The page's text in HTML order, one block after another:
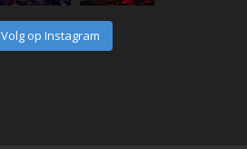
Volg op Instagram